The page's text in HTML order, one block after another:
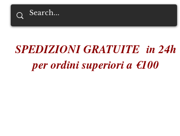
SPEDIZIONI GRATUITE in 24h
per ordini superiori a €100